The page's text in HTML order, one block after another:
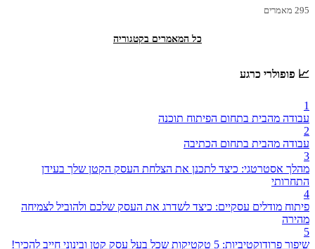
295 מאמרים
כל המאמרים בקטגוריה
📈 פופולרי כרגע
1
עבודה מהבית בתחום הפיתוח תוכנה
2
עבודה מהבית בתחום הכתיבה
3
מהלך אסטרטגי: כיצד לתכנן את הצלחת העסק הקטן שלך בעידן
התחרותי
4
פיתוח מודלים עסקיים: כיצד לשדרג את העסק שלכם ולהוביל לצמיחה
מהירה
5
שיפור פרודוקטיביות: 5 טקטיקות שכל בעל עסק קטן ובינוני חייב להכיר!